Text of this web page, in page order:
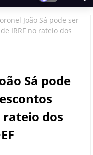
João Sá pode ser
IRRF no rateio dos
Sá pode
rateio dos